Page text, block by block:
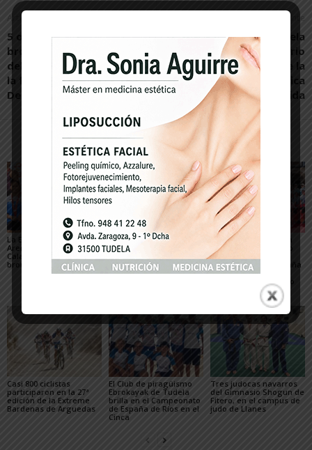
Artículo anterior
5 oros, 2 platas y 3
bronces para los alevines
del Judo Ribera Navarra en
la fase final de los Juegos
Deportivos de Navarra
Artículo siguiente
La IGP Alcachofa de Tudela
celebra el 25º aniversario
de la obtención de la
Indicación Geográfica
Protegida
Artículos relacionados Más del autor
La Escuela del Triatlón
Arenas regresa de
Calahorra con dos
bronces nacionales
César Monasterio será
el entrenador del C.D.
Tudelano: «Queremos
un equipo que ilusione y
vaya a por los partidos»
El SDR Arenas supera
con éxito el gran reto
organizativo del
Campeonato de España
de Triatlón de Edad
Escolar y del XXV Reto
Casi 800 ciclistas
participaron en la 27ª
edición de la Extreme
Bardenas de Arguedas
El Club de piragüismo
Ebrokayak de Tudela
brilla en el Campeonato
de España de Ríos en el
Cinca
Tres judocas navarros
del Gimnasio Shogun de
Fitero, en el campus de
judo de Llanes